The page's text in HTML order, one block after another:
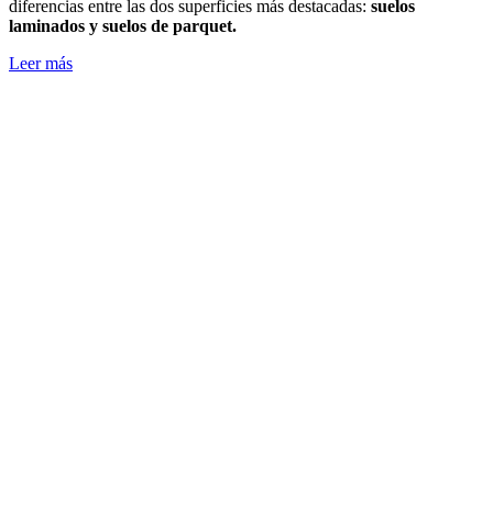
diferencias entre las dos superficies más destacadas: suelos
laminados y suelos de parquet.
Leer más